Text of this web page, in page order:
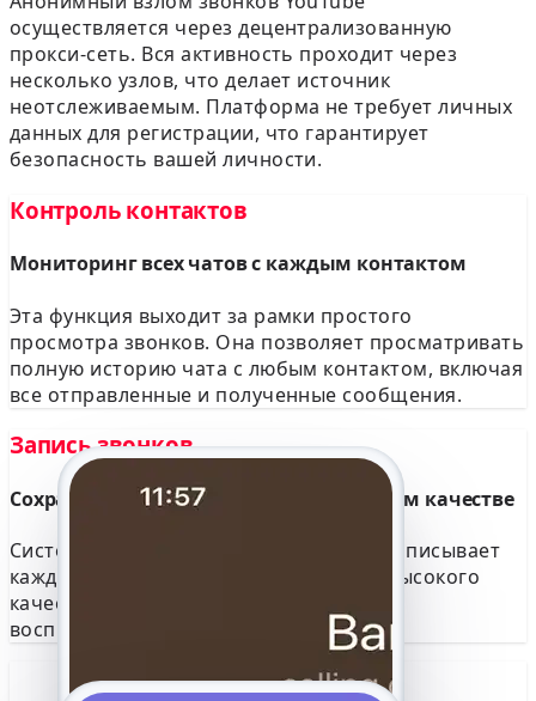
осуществляется через децентрализованную
прокси-сеть. Вся активность проходит через
несколько узлов, что делает источник
неотслеживаемым. Платформа не требует личных
данных для регистрации, что гарантирует
безопасность вашей личности.
Контроль контактов
Мониторинг всех чатов с каждым контактом
Эта функция выходит за рамки простого
просмотра звонков. Она позволяет просматривать
полную историю чата с любым контактом, включая
все отправленные и полученные сообщения.
Запись звонков
Сохраняйте каждый разговор в высоком качестве
Система автоматически и незаметно записывает
каждый звонок YouTube. Аудиофайлы высокого
качества сохраняются в консоли для
воспроизведения или загрузки.